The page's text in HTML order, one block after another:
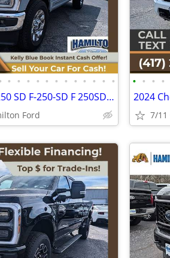
• • • • • • • • • • • •
2025 Ford F250SD F 250 SD F-250-SD F 250SD F-250SD King RanchCrew Cab
Ford
• • • •
7/11